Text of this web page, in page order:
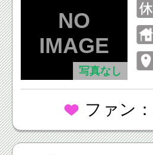
写真なし
ファン